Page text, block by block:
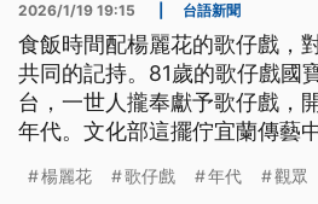
2026/1/19 19:15 台語新聞
食飯時間配楊麗花的歌仔戲，
共同的記持。81歲的歌仔戲國
台，一世人攏奉獻予歌仔戲，
年代。文化部這擺佇宜蘭傳藝
回顧歌仔戲的黃金年代。（新
楊麗花 歌仔戲 年代 觀眾